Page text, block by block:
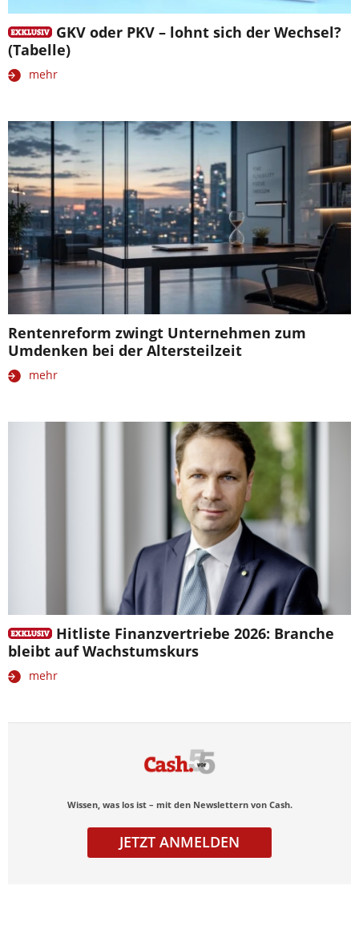
GKV oder PKV – lohnt sich der Wechsel?
(Tabelle)
mehr
Rentenreform zwingt Unternehmen zum
Umdenken bei der Altersteilzeit
mehr
Hitliste Finanzvertriebe 2026: Branche
bleibt auf Wachstumskurs
mehr
Wissen, was los ist – mit den Newslettern von Cash.
JETZT ANMELDEN